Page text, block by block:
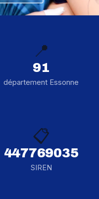
📍
91
département Essonne
📋
447769035
SIREN